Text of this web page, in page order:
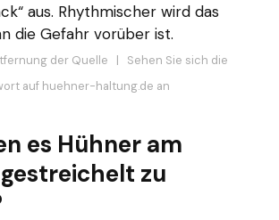
aus. Rhythmischer wird das
die Gefahr vorüber ist.
der Quelle | Sehen Sie sich die
auf huehner-haltung.de an
es Hühner am
zu